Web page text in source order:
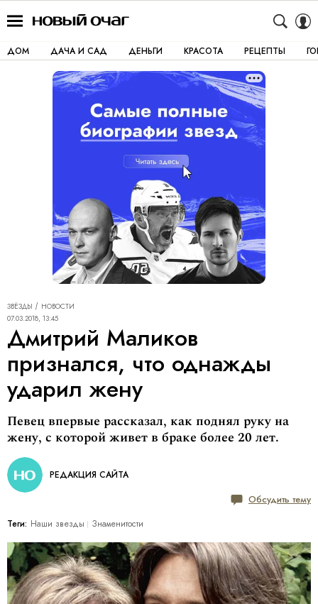
ДОМ ДАЧА И САД ДЕНЬГИ КРАСОТА РЕЦЕПТЫ
ЗВЁЗДЫ
НОВОСТИ
07.03.2018, 13:45
Дмитрий Маликов
признался, что однажды
ударил жену
Певец впервые рассказал, как поднял руку на
жену, с которой живет в браке более 20 лет.
РЕДАКЦИЯ САЙТА
Обсудить тему
Теги: Наши звезды Знаменитости